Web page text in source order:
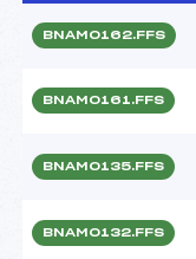
BNAM0162.FFS
BNAM0161.FFS
BNAM0135.FFS
BNAM0132.FFS